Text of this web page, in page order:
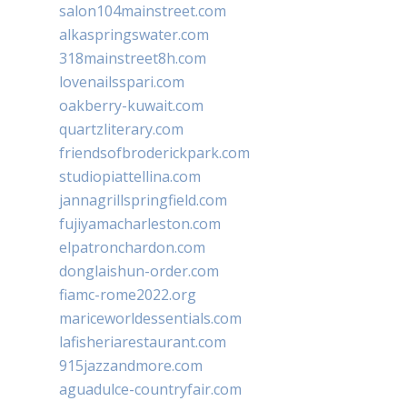
salon104mainstreet.com
alkaspringswater.com
318mainstreet8h.com
lovenailsspari.com
oakberry-kuwait.com
quartzliterary.com
friendsofbroderickpark.com
studiopiattellina.com
jannagrillspringfield.com
fujiyamacharleston.com
elpatronchardon.com
donglaishun-order.com
fiamc-rome2022.org
mariceworldessentials.com
lafisheriarestaurant.com
915jazzandmore.com
aguadulce-countryfair.com